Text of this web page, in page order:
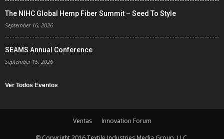
The NIHC Global Hemp Fiber Summit – Seed To Style
September 16, 2026
SEAMS Annual Conference
September 15, 2026
Ver Todos Eventos
Ventas
Innovation Forum